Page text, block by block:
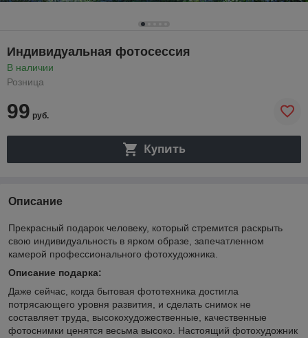
Индивидуальная фотосессия
В наличии
Розница
99 руб.
Купить
Описание
Прекрасный подарок человеку, который стремится раскрыть
свою индивидуальность в ярком образе, запечатленном
камерой профессионального фотохудожника.
Описание подарка:
Даже сейчас, когда бытовая фототехника достигла
потрясающего уровня развития, и сделать снимок не
составляет труда, высокохудожественные, качественные
фотоснимки ценятся весьма высоко. Настоящий фотохудожник